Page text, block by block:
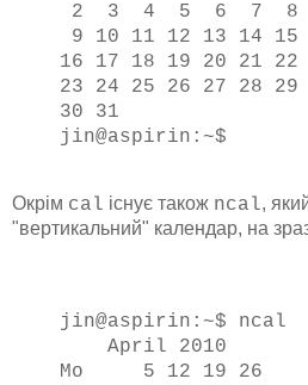
2 3 4 5 6 7 8
9 10 11 12 13 14 15
16 17 18 19 20 21 22
23 24 25 26 27 28 29
30 31
jin@aspirin:~$
Окрім cal існує також ncal,
"вертикальний" календар, на
jin@aspirin:~$ ncal
April 2010
Mo 5 12 19 26